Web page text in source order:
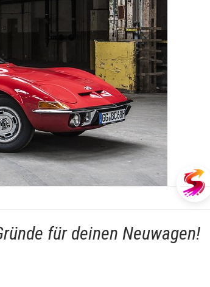
für deinen Neuwagen!